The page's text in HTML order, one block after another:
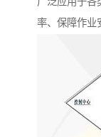
率、保障作业